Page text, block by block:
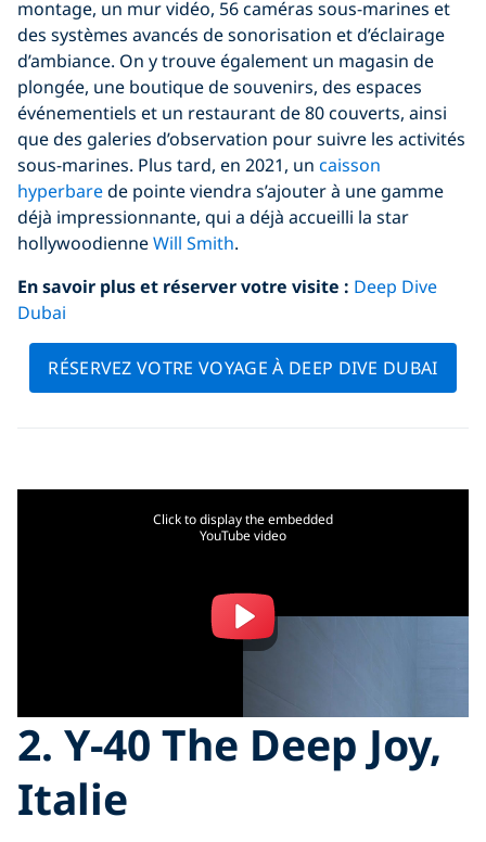
montage, un mur vidéo, 56 caméras sous-marines et
des systèmes avancés de sonorisation et d’éclairage
d’ambiance. On y trouve également un magasin de
plongée, une boutique de souvenirs, des espaces
événementiels et un restaurant de 80 couverts, ainsi
que des galeries d’observation pour suivre les activités
sous-marines. Plus tard, en 2021, un caisson
hyperbarede pointe viendra s’ajouter à une gamme
déjà impressionnante, qui a déjà accueilli la star
hollywoodienneWill Smith.
En savoir plus et réserver votre visite : Deep Dive
Dubai
RÉSERVEZ VOTRE VOYAGE À DEEP DIVE DUBAI
Click to display the embedded
YouTube video
2. Y-40 The Deep Joy,
Italie